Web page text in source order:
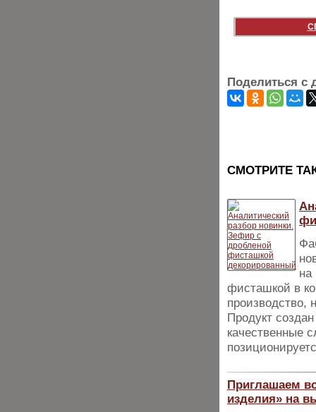
Поделиться с
CМОТРИТЕ
на
фисташкой в
производство,
Продукт
качественные
Приглашаем
изделия» на